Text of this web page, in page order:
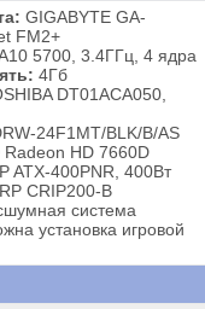
GIGABYTE GA-
FM2+
5700, 3.4ГГц, 4 ядра
4Гб
DT01ACA050,
24F1MT/BLK/B/AS
Radeon HD 7660D
ATX-400PNR, 400Вт
CRIP200-B
система
установка игровой